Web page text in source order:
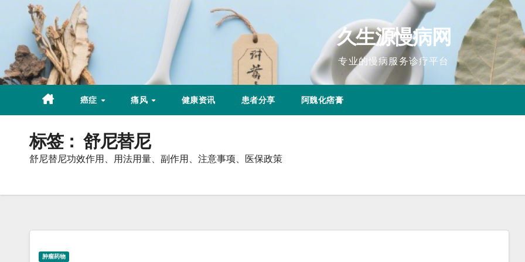
content
久生源慢病网
专业的慢病服务诊疗平台
癌症 痛风 健康资讯 患者分享 阿魏化痞膏
标签： 舒尼替尼
舒尼替尼功效作用、用法用量、副作用、注意事项、医保政策
肿瘤药物